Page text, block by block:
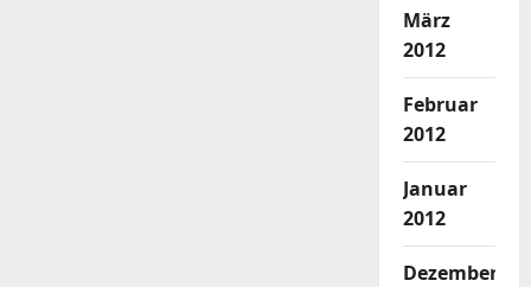
März
2012
Februar
2012
Januar
2012
Dezember